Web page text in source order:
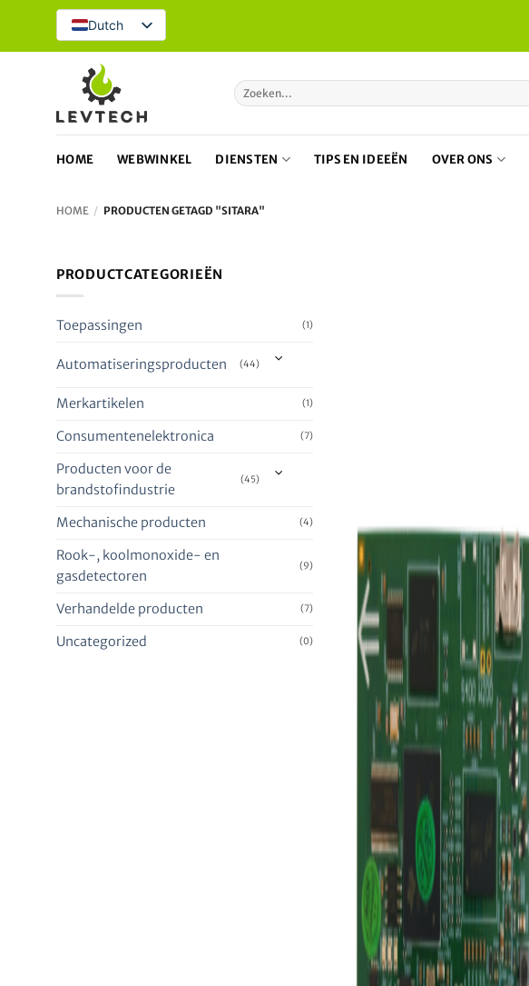
Overslaan
inhoud
Dutch
Zoeken
naar:
HOME WEBWINKEL DIENSTEN TIPS EN IDEEËN OVER ONS
HOME / PRODUCTEN GETAGD "SITARA"
PRODUCTCATEGORIEËN
Toepassingen (1)
Automatiseringsproducten (44)
Merkartikelen (1)
Consumentenelektronica (7)
Producten voor de
brandstofindustrie
(45)
Mechanische producten (4)
Rook-, koolmonoxide- en
gasdetectoren
(9)
Verhandelde producten (7)
Uncategorized (0)